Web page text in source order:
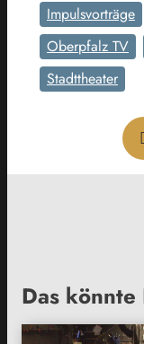
Impulsvorträge
Oberpfalz TV
Stadttheater
Das